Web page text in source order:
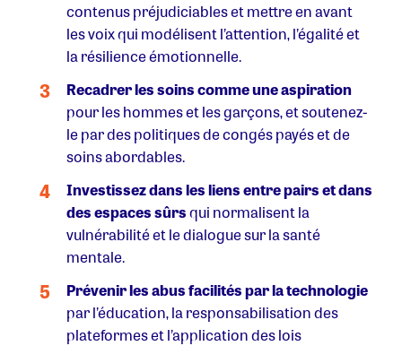
contenus préjudiciables et mettre en avant
les voix qui modélisent l’attention, l’égalité et
la résilience émotionnelle.
Recadrer les soins comme une aspiration
pour les hommes et les garçons, et soutenez-
le par des politiques de congés payés et de
soins abordables.
Investissez dans les liens entre pairs et dans
des espaces sûrsqui normalisent la
vulnérabilité et le dialogue sur la santé
mentale.
Prévenir les abus facilités par la technologie
par l’éducation, la responsabilisation des
plateformes et l’application des lois